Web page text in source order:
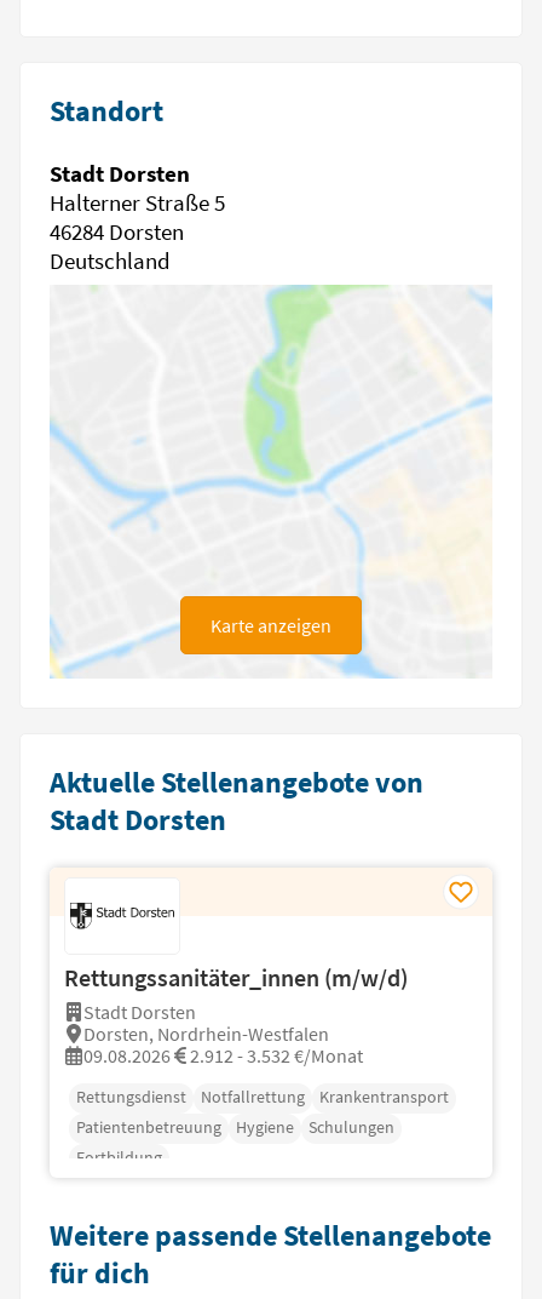
Standort
Stadt Dorsten
Halterner Straße 5
46284 Dorsten
Deutschland
Karte anzeigen
Aktuelle Stellenangebote von
Stadt Dorsten
Rettungssanitäter_innen (m/w/d)
Stadt Dorsten
Dorsten, Nordrhein-Westfalen
09.08.2026
2.912 - 3.532 €/Monat
Rettungsdienst Notfallrettung
Krankentransport
Patientenbetreuung
Hygiene
Schulungen
Fortbildung
Weitere passende Stellenangebote
für dich